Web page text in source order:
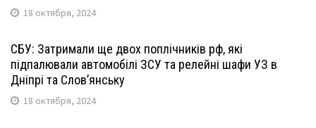
18 октября, 2024
СБУ: Затримали ще двох поплічників рф, які
підпалювали автомобілі ЗСУ та релейні шафи УЗ в
Дніпрі та Слов’янську
18 октября, 2024